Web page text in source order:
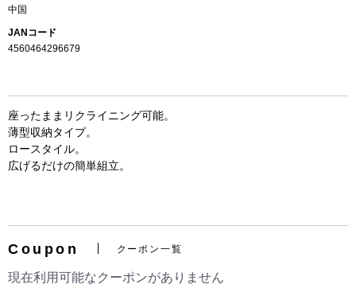
お買い物を続ける
中国
JANコード
4560464296679
座ったままリクライニング可能。
薄型収納タイプ。
ロースタイル。
広げるだけの簡単組立。
Coupon クーポン一覧
現在利用可能なクーポンがありません